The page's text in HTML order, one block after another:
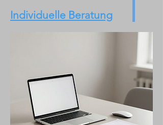
Individuelle Beratung